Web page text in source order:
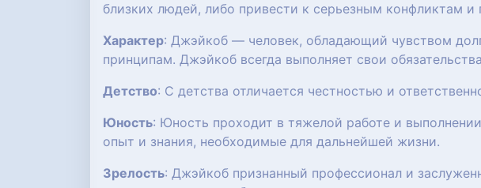
близких людей, либо привести к серьезным конфликтам
Характер: Джэйкоб — человек, обладающий чувством
принципам. Джэйкоб всегда выполняет свои
Детство: С детства отличается честностью и
Юность: Юность проходит в тяжелой работе и
опыт и знания, необходимые для дальнейшей жизни.
Зрелость: Джэйкоб признанный профессионал и